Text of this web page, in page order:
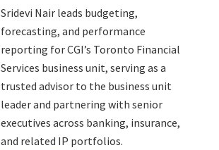
Sridevi Nair leads budgeting,
forecasting, and performance
reporting for CGI’s Toronto Financial
Services business unit, serving as a
trusted advisor to the business unit
leader and partnering with senior
executives across banking, insurance,
and related IP portfolios.